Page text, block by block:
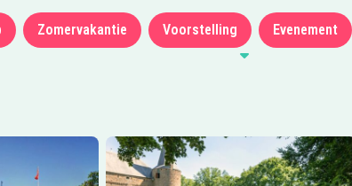
Zomervakantie Voorstelling Evenement